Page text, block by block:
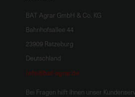
BAT Agrar GmbH & Co. KG
Bahnhofsallee 44
23909 Ratzeburg
Deutschland
info@bat-agrar.de
Bei Fragen hilft Ihnen unser